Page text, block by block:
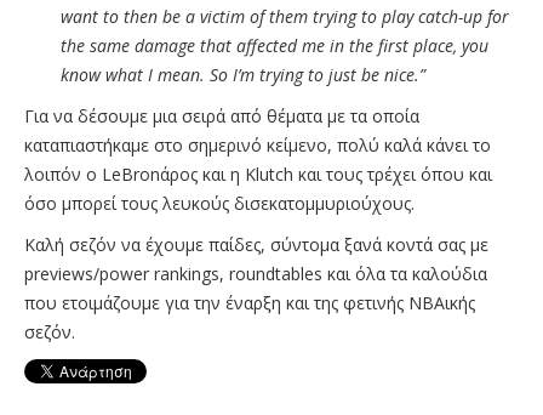
want to then be a victim of them trying to play catch-up for
the same damage that affected me in the first place, you
know what I mean. So I’m trying to just be nice.”
Για να δέσουμε μια σειρά από θέματα με τα οποία
καταπιαστήκαμε στο σημερινό κείμενο, πολύ καλά κάνει το
λοιπόν ο LeBronάρος και η Klutch και τους τρέχει όπου και
όσο μπορεί τους λευκούς δισεκατομμυριούχους.
Καλή σεζόν να έχουμε παίδες, σύντομα ξανά κοντά σας με
previews/power rankings, roundtables και όλα τα καλούδια
που ετοιμάζουμε για την έναρξη και της φετινής ΝΒΑικής
σεζόν.